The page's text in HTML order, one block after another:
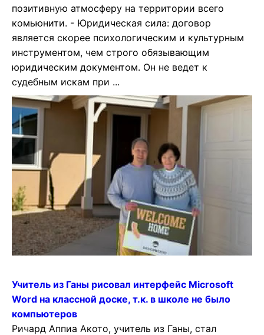
позитивную атмосферу на территории всего
комьюнити. - Юридическая сила: договор
является скорее психологическим и культурным
инструментом, чем строго обязывающим
юридическим документом. Он не ведет к
судебным искам при ...
Учитель из Ганы рисовал интерфейс Microsoft
Word на классной доске, т.к. в школе не было
компьютеров
Ричард Аппиа Акото, учитель из Ганы, стал